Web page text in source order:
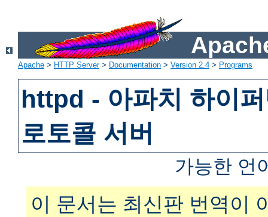
Apache > HTTP Server> Documentation > Version 2.4 > Programs
httpd - 아파치 하이
로토콜 서버
가능한 언
이 문서는 최신판 번역이